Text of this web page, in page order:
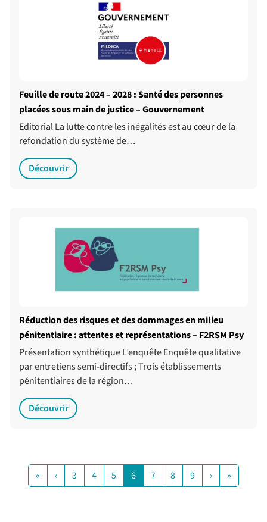
Feuille de route 2024 – 2028 : Santé des personnes
placées sous main de justice – Gouvernement
Editorial La lutte contre les inégalités est au cœur de la
refondation du système de…
Découvrir
Réduction des risques et des dommages en milieu
pénitentiaire : attentes et représentations – F2RSM Psy
Présentation synthétique L’enquête Enquête qualitative
par entretiens semi-directifs ; Trois établissements
pénitentiaires de la région…
Découvrir
« ‹ 3 4 5 6 7 8 9 › »